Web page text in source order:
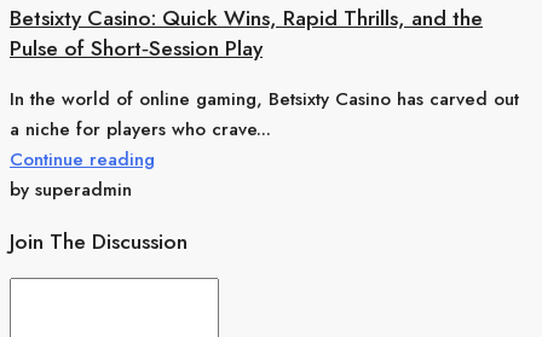
Betsixty Casino: Quick Wins, Rapid Thrills, and the
Pulse of Short‑Session Play
In the world of online gaming, Betsixty Casino has carved out
a niche for players who crave...
Continue reading
by superadmin
Join The Discussion